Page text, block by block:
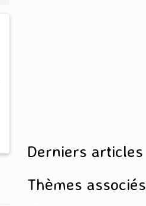
Derniers articles
Thèmes associés